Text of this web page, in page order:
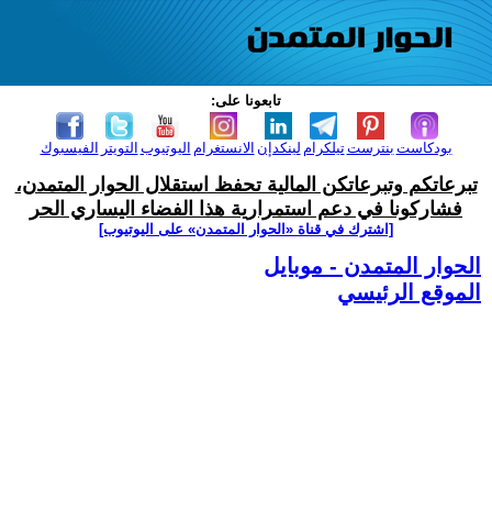
تابعونا على:
الفيسبوك التويتر اليوتيوب الانستغرام لينكدإن تيلكرامبنترست بودكاست
تبرعاتكم وتبرعاتكن المالية تحفظ استقلال الحوار المتمدن،
فشاركونا في دعم استمرارية هذا الفضاء اليساري الحر
[اشترك في قناة ‫«الحوار المتمدن» على اليوتيوب]
الحوار المتمدن - موبايل
الموقع الرئيسي